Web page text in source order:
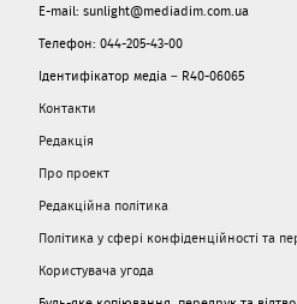
E-mail: sunlight@mediadim.com.ua
Телефон: 044-205-43-00
Ідентифікатор медіа – R40-06065
Контакти
Редакція
Про проект
Редакційна політика
Політика у сфері конфіденційності та
Користувача угода